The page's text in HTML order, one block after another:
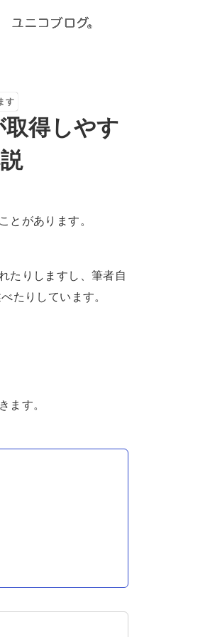
す
得しやす
とがあります。
たりしますし、筆者自
たりしています。
ます。